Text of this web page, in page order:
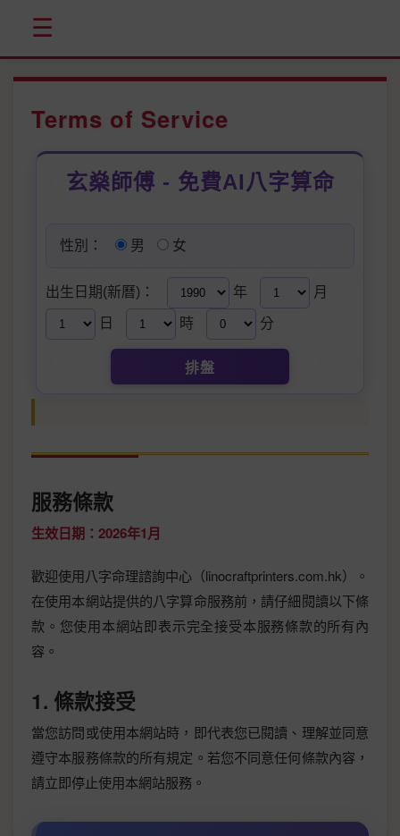
☰
Terms of Service
玄燊師傅 - 免費AI八字算命
性別： 男 女
出生日期(新曆)： 年 月
日 時 分
排盤
服務條款
生效日期：2026年1月
歡迎使用八字命理諮詢中心（linocraftprinters.com.hk）。
在使用本網站提供的八字算命服務前，請仔細閱讀以下條
款。您使用本網站即表示完全接受本服務條款的所有內
容。
1. 條款接受
當您訪問或使用本網站時，即代表您已閱讀、理解並同意
遵守本服務條款的所有規定。若您不同意任何條款內容，
請立即停止使用本網站服務。